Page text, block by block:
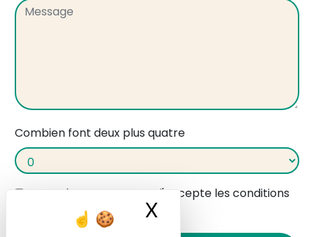
X
Combien font deux plus quatre
En cochant cette case, j'accepte les conditions
particulières ci-dessous **